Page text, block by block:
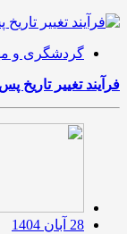
گردشگری و
فرآیند تغییر
28 آبان 1404